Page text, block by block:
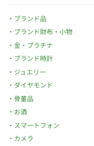
ブランド品
ブランド財布・小物
金・プラチナ
ブランド時計
ジュエリー
ダイヤモンド
骨董品
お酒
スマートフォン
カメラ